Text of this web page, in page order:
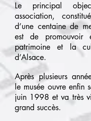
Le principal
association,
d’une centaine de
est de promouvoir
patrimoine et la
d’Alsace.
Après plusieurs
le musée ouvre enfin
juin 1998 et va très
grand succès.